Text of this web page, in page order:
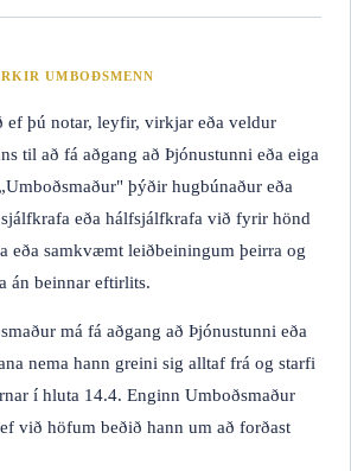
UMBOÐSMENN
ef þú notar, leyfir, virkjar eða veldur
til að fá aðgang að Þjónustunni eða eiga
þýðir hugbúnaður eða
sjálfkrafa eða hálfsjálfkrafa við fyrir hönd
eða samkvæmt leiðbeiningum þeirra og
án beinnar eftirlits.
má fá aðgang að Þjónustunni eða
nema hann greini sig alltaf frá og starfi
í hluta 14.4. Enginn Umboðsmaður
við höfum beðið hann um að forðast